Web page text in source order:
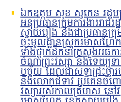
ឯកឧត្តម សុខ សូកេន រដ្ឋម
អនុប្រធានក្រុមការងាររាជរ
ស្វាយរៀង និងជាប្រធានក្រុម
ចុះមូលដ្ឋានស្រុករមាសហ
ទាំងថ្នាក់ដឹកនាំក្រសួងអធិក
ចំណាំព្រះវស្សា និងទេយ្យទ
បច្ច័យ ដែលជាសទ្ធាជ្រះថ្លា
និងលោកជំទាវ ប្រគេនចំពោ
វស្សាអស់កាលត្រីមាស នៅ